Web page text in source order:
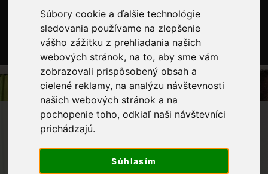
Súbory cookie a ďalšie technológie
sledovania používame na zlepšenie
vášho zážitku z prehliadania našich
webových stránok, na to, aby sme vám
zobrazovali prispôsobený obsah a
cielené reklamy, na analýzu návštevnosti
našich webových stránok a na
pochopenie toho, odkiaľ naši návštevníci
prichádzajú.
Súhlasím
0
OBCHOD VÝROBKY Z NAŠEJ DIELNE
BAVLNENÉ VRECÚŠKO NA CHLIEB S
KRAJKOU